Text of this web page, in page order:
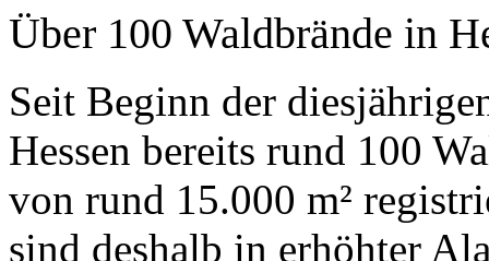
Über 100 Waldbrände in
Seit Beginn der
Hessen bereits rund 100
von rund 15.000 m²
sind deshalb in erhöhter